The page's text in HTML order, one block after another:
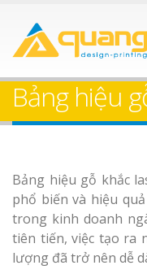
Bảng hiệu
Bảng hiệu gỗ khắc
phổ biến và hiệu
trong kinh doanh
tiên tiến, việc tạo ra
lượng đã trở nên dễ